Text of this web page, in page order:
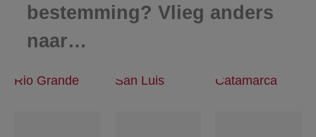
bestemming? Vlieg anders
naar…
Rio Grande San Luis Catamarca